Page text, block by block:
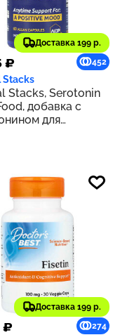
Доставка 199 р.
₽ 452
Stacks
Stacks, Serotonin
добавка с
для
Доставка 199 р.
₽ 274